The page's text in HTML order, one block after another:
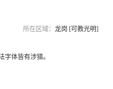
所在区域： 龙岗 [可教光明]
体皆有涉猎。